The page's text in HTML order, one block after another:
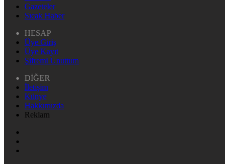
Gazeteler
Sıcak Haber
HESAP
Üye Giriş
Üye Kayıt
Şifremi Unuttum
DİĞER
İletişim
Künye
Hakkımızda
Reklam